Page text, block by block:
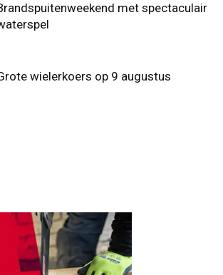
met spectaculair
wielerkoers op 9 augustus